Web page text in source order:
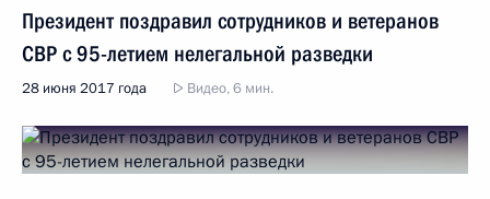
Президент поздравил сотрудников и ветеранов
СВР с 95-летием нелегальной разведки
28 июня 2017 года Видео, 6 мин.